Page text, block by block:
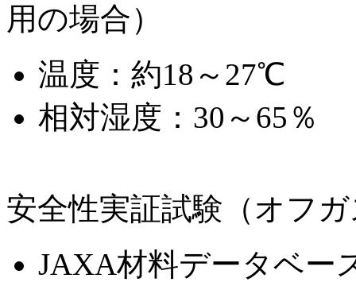
用の場合）
温度：約18～27℃
相対湿度：30～65％
安全性実証試験（オフ
JAXA材料データベー